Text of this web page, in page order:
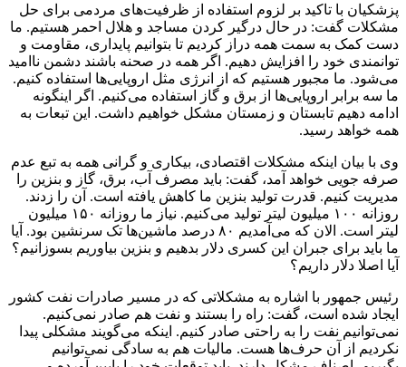
پزشکیان با تاکید بر لزوم استفاده از ظرفیت‌های مردمی برای حل
مشکلات گفت: در حال درگیر کردن مساجد و هلال احمر هستیم. ما
دست کمک به سمت همه دراز کردیم تا بتوانیم پایداری، مقاومت و
توانمندی خود را افزایش دهیم. اگر همه در صحنه باشند دشمن ناامید
می‌شود. ما مجبور هستیم که از انرژی مثل اروپایی‌ها استفاده کنیم.
ما سه برابر اروپایی‌ها از برق و گاز استفاده می‌کنیم. اگر اینگونه
ادامه دهیم تابستان و زمستان مشکل خواهیم داشت. این تبعات به
همه خواهد رسید.
وی با بیان اینکه مشکلات اقتصادی، بیکاری و گرانی همه به تبع عدم
صرفه جویی خواهد آمد، گفت: باید مصرف آب، برق، گاز و بنزین را
مدیریت کنیم. قدرت تولید بنزین ما کاهش یافته است. آن را زدند.
روزانه ۱۰۰ میلیون لیتر تولید می‌کنیم. نیاز ما روزانه ۱۵۰ میلیون
لیتر است. الان که می‌آمدیم ۸۰ درصد ماشین‌ها تک سرنشین بود. آیا
ما باید برای جبران این کسری دلار بدهیم و بنزین بیاوریم بسوزانیم؟
آیا اصلا دلار داریم؟
رئیس جمهور با اشاره به مشکلاتی که در مسیر صادرات نفت کشور
ایجاد شده است، گفت: راه را بستند و نفت هم صادر نمی‌کنیم.
نمی‌توانیم نفت را به راحتی صادر کنیم. اینکه می‌گویند مشکلی پیدا
نکردیم از آن حرف‌ها هست. مالیات هم به سادگی نمی‌توانیم